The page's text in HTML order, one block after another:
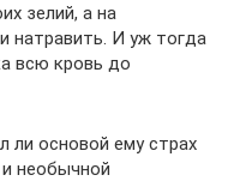
зелий, а на
натравить. И уж тогда
всю кровь до
ли основой ему страх
необычной